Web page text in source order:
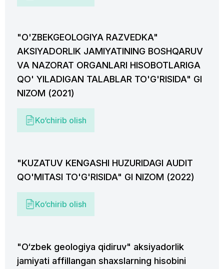
"O'ZBEKGEOLOGIYA RAZVEDKA"
AKSIYADORLIK JAMIYATINING BOSHQARUV
VA NAZORAT ORGANLARI HISOBOTLARIGA
QO' YILADIGAN TALABLAR TO'G'RISIDA" GI
NIZOM (2021)
Ko‘chirib olish
"KUZATUV KENGASHI HUZURIDAGI AUDIT
QO'MITASI TO'G'RISIDA" GI NIZOM (2022)
Ko‘chirib olish
"O‘zbek geologiya qidiruv" aksiyadorlik
jamiyati affillangan shaxslarning hisobini